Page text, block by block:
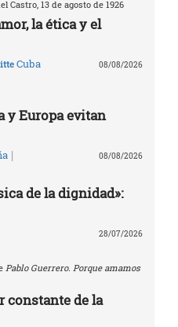
13 de agosto de 1926
la ética y el
Cuba 08/08/2026
y Europa evitan
| 08/08/2026
de la dignidad»:
28/07/2026
Pablo Guerrero. Porque amamos
constante de la